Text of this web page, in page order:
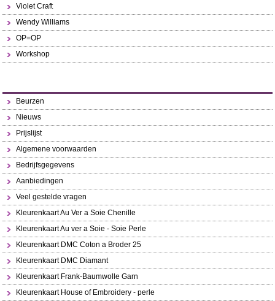
Violet Craft
Wendy Williams
OP=OP
Workshop
Beurzen
Nieuws
Prijslijst
Algemene voorwaarden
Bedrijfsgegevens
Aanbiedingen
Veel gestelde vragen
Kleurenkaart Au Ver a Soie Chenille
Kleurenkaart Au ver a Soie - Soie Perle
Kleurenkaart DMC Coton a Broder 25
Kleurenkaart DMC Diamant
Kleurenkaart Frank-Baumwolle Garn
Kleurenkaart House of Embroidery - perle